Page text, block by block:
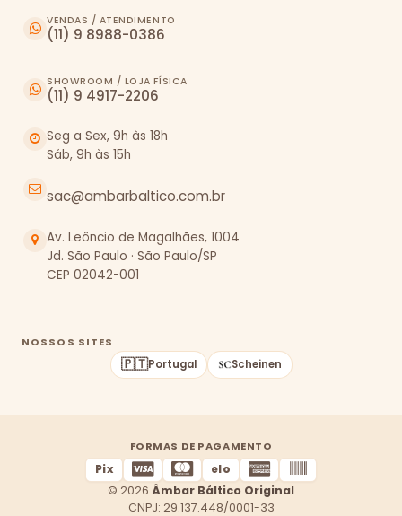
VENDAS / ATENDIMENTO
(11) 9 8988-0386
SHOWROOM / LOJA FÍSICA
(11) 9 4917-2206
Seg a Sex, 9h às 18h
Sáb, 9h às 15h
sac@ambarbaltico.com.br
Av. Leôncio de Magalhães, 1004
Jd. São Paulo · São Paulo/SP
CEP 02042-001
NOSSOS SITES
🇵🇹Portugal Scheinen
FORMAS DE PAGAMENTO
Pix
elo
© 2026 Âmbar Báltico Original
CNPJ: 29.137.448/0001-33